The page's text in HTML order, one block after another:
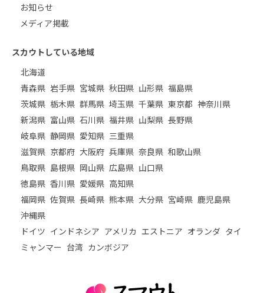
お知らせ
メディア掲載
スカウトしている地域
北海道
青森県 岩手県 宮城県 秋田県 山形県 福島県
茨城県 栃木県 群馬県 埼玉県 千葉県 東京都 神奈川県
新潟県 富山県 石川県 福井県 山梨県 長野県
岐阜県 静岡県 愛知県 三重県
滋賀県 京都府 大阪府 兵庫県 奈良県 和歌山県
鳥取県 島根県 岡山県 広島県 山口県
徳島県 香川県 愛媛県 高知県
福岡県 佐賀県 長崎県 熊本県 大分県 宮崎県 鹿児島県
沖縄県
ドイツ インドネシア アメリカ エストニア オランダ タイ
ミャンマー 台湾 カンボジア